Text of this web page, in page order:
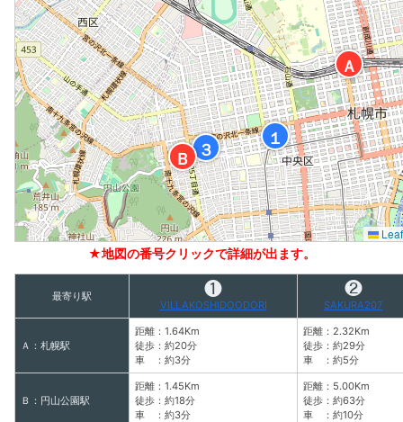
Ａ
Ｂ
１
３
★地図の番号クリックで詳細が出ます。
最寄り駅 ❶
VILLAKOSHIDOODORI
❷
SAKURA207
Ａ：札幌駅
距離：1.64Km
徒歩：約20分
車 ：約3分
距離：2.32Km
徒歩：約29分
車 ：約5分
Ｂ：円山公園駅
距離：1.45Km
徒歩：約18分
車 ：約3分
距離：5.00Km
徒歩：約63分
車 ：約10分